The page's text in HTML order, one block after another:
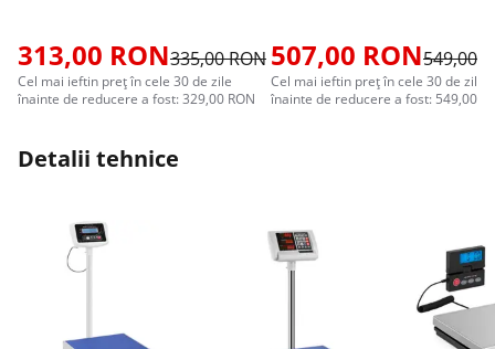
313,00 RON335,00 RON
Cel mai ieftin preț în cele 30 de zile
înainte de reducere a fost: 329,00 RON
507,00 RON549,00
Cel mai ieftin preț în cele 30 de zile
înainte de reducere a fost: 549,00
Detalii tehnice